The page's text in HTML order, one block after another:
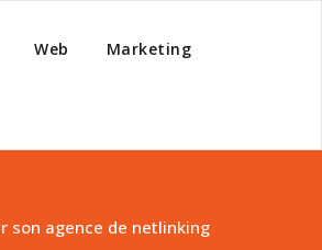
Web Marketing
son agence de netlinking